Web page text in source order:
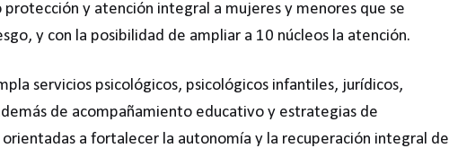
y atención integral a mujeres y menores que se
y con la posibilidad de ampliar a 10 núcleos la atención.
servicios psicológicos, psicológicos infantiles, jurídicos,
de acompañamiento educativo y estrategias de
a fortalecer la autonomía y la recuperación integral de